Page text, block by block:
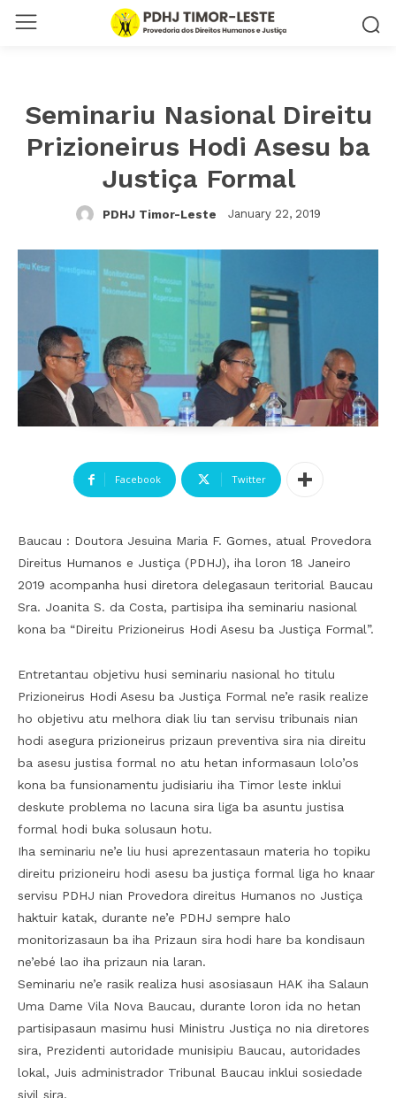
Seminariu Nasional Direitu
Prizioneirus Hodi Asesu ba
Justiça Formal
PDHJ Timor-Leste January 22, 2019
Facebook Twitter
Baucau : Doutora Jesuina Maria F. Gomes, atual Provedora
Direitus Humanos e Justiça (PDHJ), iha loron 18 Janeiro
2019 acompanha husi diretora delegasaun teritorial Baucau
Sra. Joanita S. da Costa, partisipa iha seminariu nasional
kona ba “Direitu Prizioneirus Hodi Asesu ba Justiça Formal”.
Entretantau objetivu husi seminariu nasional ho titulu
Prizioneirus Hodi Asesu ba Justiça Formal ne’e rasik realize
ho objetivu atu melhora diak liu tan servisu tribunais nian
hodi asegura prizioneirus prizaun preventiva sira nia direitu
ba asesu justisa formal no atu hetan informasaun lolo’os
kona ba funsionamentu judisiariu iha Timor leste inklui
deskute problema no lacuna sira liga ba asuntu justisa
formal hodi buka solusaun hotu.
Iha seminariu ne’e liu husi aprezentasaun materia ho topiku
direitu prizioneiru hodi asesu ba justiça formal liga ho knaar
servisu PDHJ nian Provedora direitus Humanos no Justiça
haktuir katak, durante ne’e PDHJ sempre halo
monitorizasaun ba iha Prizaun sira hodi hare ba kondisaun
ne’ebé lao iha prizaun nia laran.
Seminariu ne’e rasik realiza husi asosiasaun HAK iha Salaun
Uma Dame Vila Nova Baucau, durante loron ida no hetan
partisipasaun masimu husi Ministru Justiça no nia diretores
sira, Prezidenti autoridade munisipiu Baucau, autoridades
lokal, Juis administrador Tribunal Baucau inklui sosiedade
sivil sira.